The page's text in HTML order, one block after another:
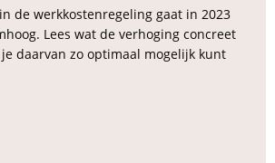
de werkkostenregeling gaat in 2023
Lees wat de verhoging concreet
daarvan zo optimaal mogelijk kunt